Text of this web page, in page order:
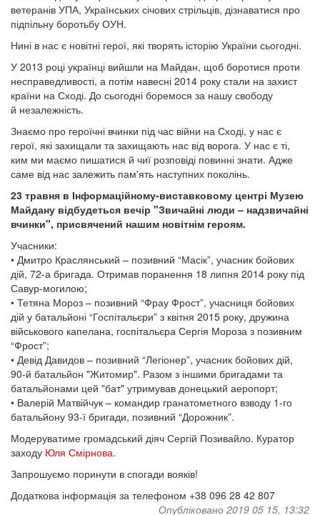
ветеранів УПА, Українських січових стрільців, дізнаватися про
підпільну боротьбу ОУН.
Нині в нас є новітні герої, які творять історію України сьогодні.
У 2013 році українці вийшли на Майдан, щоб боротися проти
несправедливості, а потім навесні 2014 року стали на захист
країни на Сході. До сьогодні боремося за нашу свободу
й незалежність.
Знаємо про героїчні вчинки під час війни на Сході, у нас є
герої, які захищали та захищають нас від ворога. У нас є ті,
ким ми маємо пишатися й чиї розповіді повинні знати. Адже
саме від нас залежить пам'ять наступних поколінь.
23 травня в Інформаційному-виставковому центрі Музею
Майдану відбудеться вечір "Звичайні люди – надзвичайні
вчинки", присвячений нашим новітнім героям.
Учасники:
• Дмитро Краслянський – позивний “Масік”, учасник бойових
дій, 72-а бригада. Отримав поранення 18 липня 2014 року під
Савур-могилою;
• Тетяна Мороз – позивний “Фрау Фрост”, учасниця бойових
дій у батальйоні “Госпітальєри” з квітня 2015 року, дружина
військового капелана, госпітальєра Сергія Мороза з позивним
“Фрост”;
• Девід Давидов – позивний “Легіонер”, учасник бойових дій,
90-й батальйон "Житомир". Разом з іншими бригадами та
батальйонами цей "бат" утримував донецький аеропорт;
• Валерій Матвійчук – командир гранатометного взводу 1-го
батальйону 93-ї бригади, позивний “Дорожник”.
Модеруватиме громадський діяч Сергій Позивайло. Куратор
заходу Юля Смірнова.
Запрошуємо поринути в спогади вояків!
Додаткова інформація за телефоном +38 096 28 42 807
Опубліковано 2019 05 15, 13:32